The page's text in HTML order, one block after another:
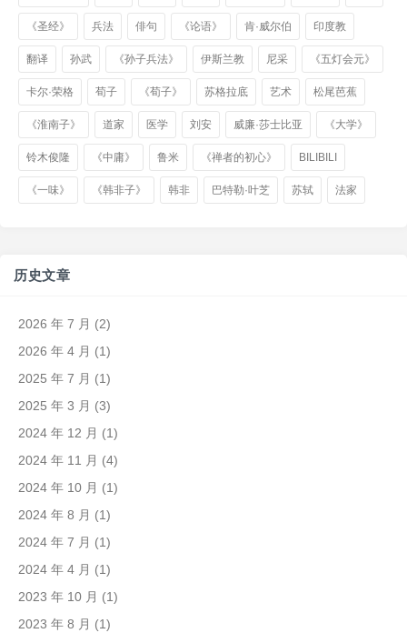
《圣经》 兵法 俳句 《论语》 肯·威尔伯 印度教
翻译 孙武 《孙子兵法》 伊斯兰教 尼采 《五灯会元》
卡尔·荣格 荀子 《荀子》 苏格拉底 艺术 松尾芭蕉
《淮南子》 道家 医学 刘安 威廉·莎士比亚 《大学》
铃木俊隆 《中庸》 鲁米 《禅者的初心》 BILIBILI
《一味》 《韩非子》 韩非 巴特勒·叶芝 苏轼 法家
历史文章
2026 年 7 月 (2)
2026 年 4 月 (1)
2025 年 7 月 (1)
2025 年 3 月 (3)
2024 年 12 月 (1)
2024 年 11 月 (4)
2024 年 10 月 (1)
2024 年 8 月 (1)
2024 年 7 月 (1)
2024 年 4 月 (1)
2023 年 10 月 (1)
2023 年 8 月 (1)